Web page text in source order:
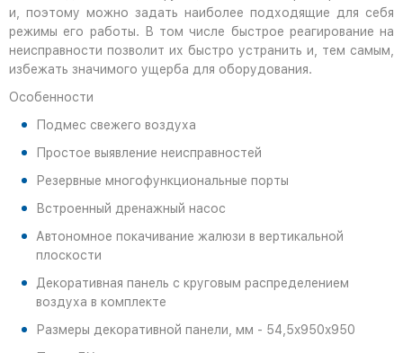
и, поэтому можно задать наиболее подходящие для себя
режимы его работы. В том числе быстрое реагирование на
неисправности позволит их быстро устранить и, тем самым,
избежать значимого ущерба для оборудования.
Особенности
Подмес свежего воздуха
Простое выявление неисправностей
Резервные многофункциональные порты
Встроенный дренажный насос
Автономное покачивание жалюзи в вертикальной
плоскости
Декоративная панель с круговым распределением
воздуха в комплекте
Размеры декоративной панели, мм - 54,5x950x950